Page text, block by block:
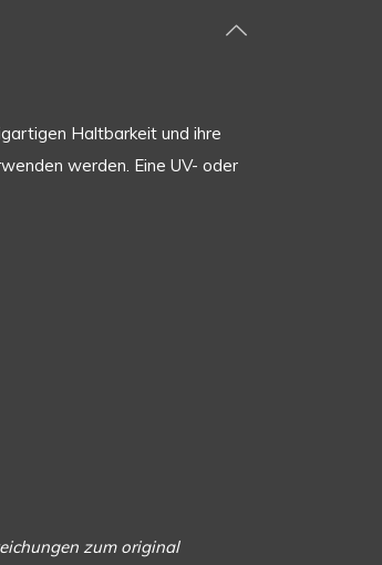
Haltbarkeit und ihre
werden. Eine UV- oder
zum original